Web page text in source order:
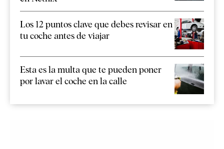
Los 12 puntos clave que debes revisar en
tu coche antes de viajar
Esta es la multa que te pueden poner
por lavar el coche en la calle